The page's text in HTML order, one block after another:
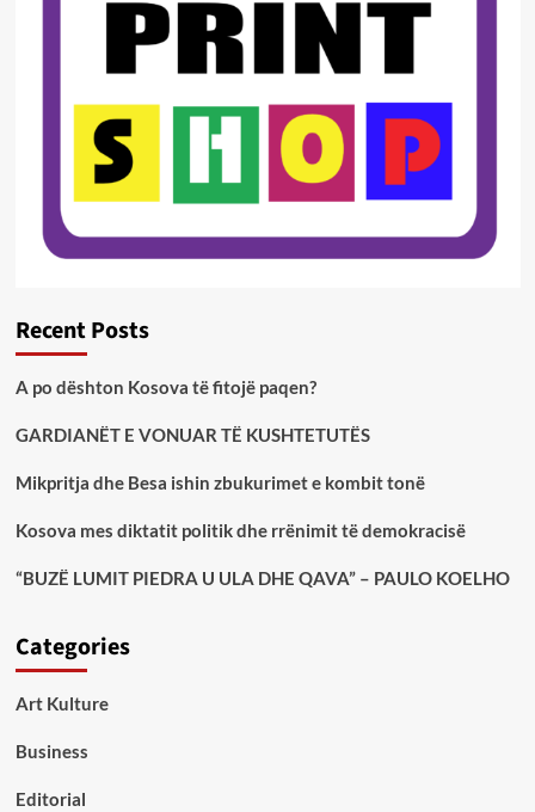
Recent Posts
A po dështon Kosova të fitojë paqen?
GARDIANËT E VONUAR TË KUSHTETUTËS
Mikpritja dhe Besa ishin zbukurimet e kombit tonë
Kosova mes diktatit politik dhe rrënimit të demokracisë
“BUZË LUMIT PIEDRA U ULA DHE QAVA” – PAULO KOELHO
Categories
Art Kulture
Business
Editorial